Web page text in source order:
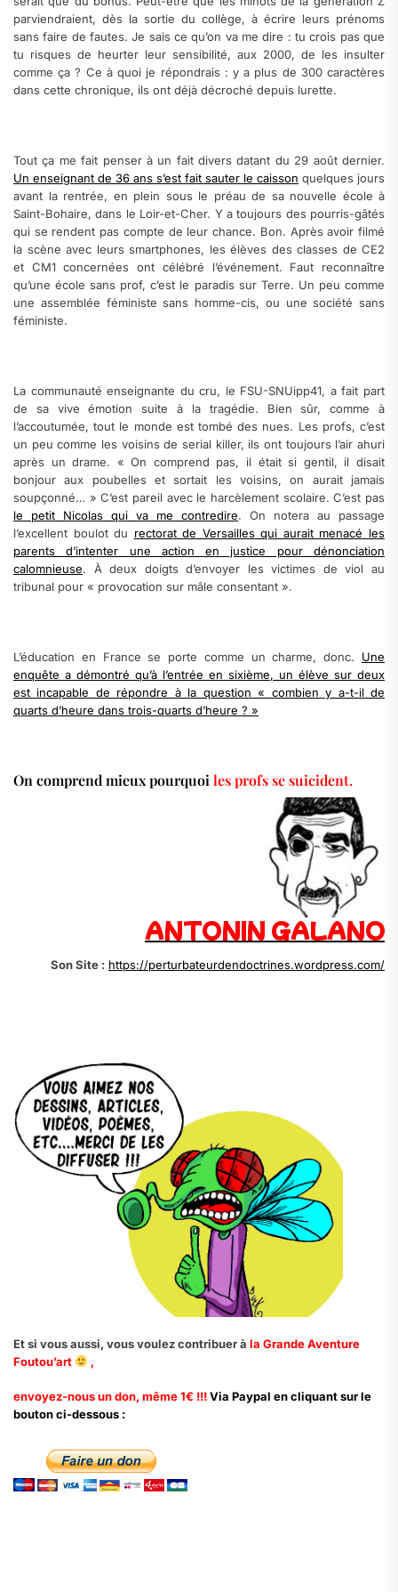
parviendraient, dès la sortie du collège, à écrire leurs prénoms
sans faire de fautes. Je sais ce qu’on va me dire : tu crois pas que
tu risques de heurter leur sensibilité, aux 2000, de les insulter
comme ça ? Ce à quoi je répondrais : y a plus de 300 caractères
dans cette chronique, ils ont déjà décroché depuis lurette.
Tout ça me fait penser à un fait divers datant du 29 août dernier.
Un enseignant de 36 ans s’est fait sauter le caisson quelques jours
avant la rentrée, en plein sous le préau de sa nouvelle école à
Saint-Bohaire, dans le Loir-et-Cher. Y a toujours des pourris-gâtés
qui se rendent pas compte de leur chance. Bon. Après avoir filmé
la scène avec leurs smartphones, les élèves des classes de CE2
et CM1 concernées ont célébré l’événement. Faut reconnaître
qu’une école sans prof, c’est le paradis sur Terre. Un peu comme
une assemblée féministe sans homme-cis, ou une société sans
féministe.
La communauté enseignante du cru, le FSU-SNUipp41, a fait part
de sa vive émotion suite à la tragédie. Bien sûr, comme à
l’accoutumée, tout le monde est tombé des nues. Les profs, c’est
un peu comme les voisins de serial killer, ils ont toujours l’air ahuri
après un drame. « On comprend pas, il était si gentil, il disait
bonjour aux poubelles et sortait les voisins, on aurait jamais
soupçonné… » C’est pareil avec le harcèlement scolaire. C’est pas
le petit Nicolas qui va me contredire. On notera au passage
l’excellent boulot du rectorat de Versailles qui aurait menacé les
parents d’intenter une action en justice pour dénonciation
calomnieuse. À deux doigts d’envoyer les victimes de viol au
tribunal pour « provocation sur mâle consentant ».
L’éducation en France se porte comme un charme, donc. Une
enquête a démontré qu’à l’entrée en sixième, un élève sur deux
est incapable de répondre à la question « combien y a-t-il de
quarts d’heure dans trois-quarts d’heure ? »
On comprend mieux pourquoiles profs se suicident.
ANTONIN GALANO
Son Site : https://perturbateurdendoctrines.wordpress.com/
Et si vous aussi, vous voulez contribuer à la Grande Aventure
Foutou’art
,
envoyez-nous un don, même 1€ !!!Via Paypal en cliquant sur le
bouton ci-dessous :